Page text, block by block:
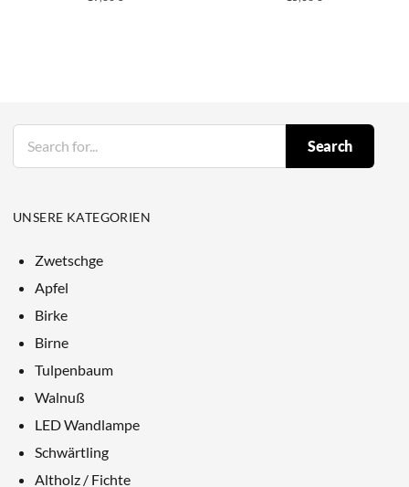
Search
UNSERE KATEGORIEN
Zwetschge
Apfel
Birke
Birne
Tulpenbaum
Walnuß
LED Wandlampe
Schwärtling
Altholz / Fichte